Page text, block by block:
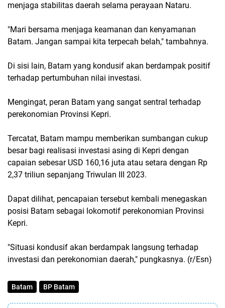
menjaga stabilitas daerah selama perayaan Nataru.
"Mari bersama menjaga keamanan dan kenyamanan
Batam. Jangan sampai kita terpecah belah," tambahnya.
Di sisi lain, Batam yang kondusif akan berdampak positif
terhadap pertumbuhan nilai investasi.
Mengingat, peran Batam yang sangat sentral terhadap
perekonomian Provinsi Kepri.
Tercatat, Batam mampu memberikan sumbangan cukup
besar bagi realisasi investasi asing di Kepri dengan
capaian sebesar USD 160,16 juta atau setara dengan Rp
2,37 triliun sepanjang Triwulan III 2023.
Dapat dilihat, pencapaian tersebut kembali menegaskan
posisi Batam sebagai lokomotif perekonomian Provinsi
Kepri.
"Situasi kondusif akan berdampak langsung terhadap
investasi dan perekonomian daerah," pungkasnya. (r/Esn)
Batam BP Batam